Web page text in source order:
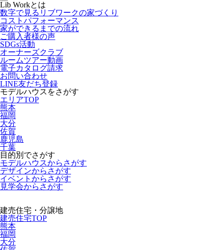
Lib Workとは
数字で見るリブワークの家づくり
コストパフォーマンス
家ができるまでの流れ
ご購入者様の声
SDGs活動
オーナーズクラブ
ルームツアー動画
電子カタログ請求
お問い合わせ
LINE友だち登録
モデルハウスをさがす
エリアTOP
熊本
福岡
大分
佐賀
鹿児島
千葉
目的別でさがす
モデルハウスからさがす
デザインからさがす
イベントからさがす
見学会からさがす
建売住宅・分譲地
建売住宅TOP
熊本
福岡
大分